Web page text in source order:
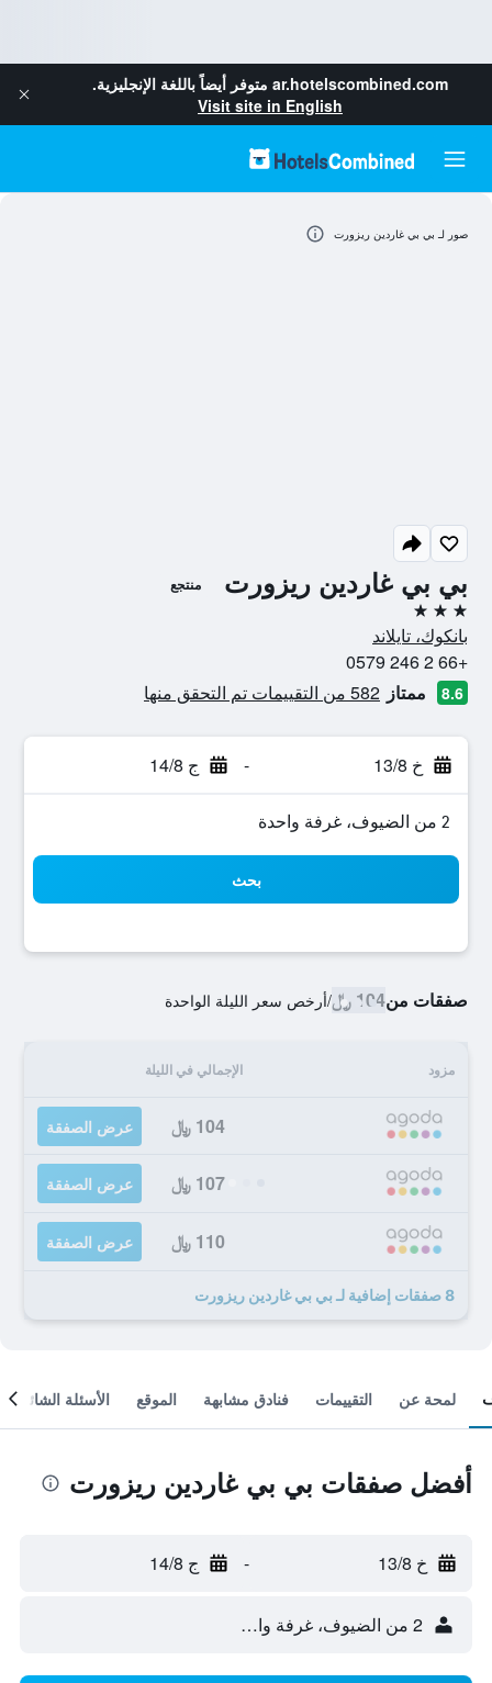
ar.hotelscombined.com متوفر أيضاً باللغة الإنجليزية.
Visit site in English
بي بي غاردين ريزورت منتجع
3 نجوم
بانكوك، تايلاند
+66 2 246 0579
8.6 ممتاز 582 من التقييمات تم التحقق منها
خ 13/8 - ج 14/8
2 من الضيوف، غرفة واحدة
بحث
صفقات من104 ﷼ /أرخص سعر الليلة الواحدة
مزود الإجمالي في الليلة
104 ﷼ عرض الصفقة
107 ﷼ عرض الصفقة
110 ﷼ عرض الصفقة
8 صفقات إضافية لـ بي بي غاردين ريزورت
صور لـ بي بي غاردين ريزورت
لمحة عن التقييمات فنادق مشابهة الموقع الأسئلة الشائعة
أفضل صفقات بي بي غاردين ريزورت
خ 13/8 - ج 14/8
2 من الضيوف، غرفة واحدة